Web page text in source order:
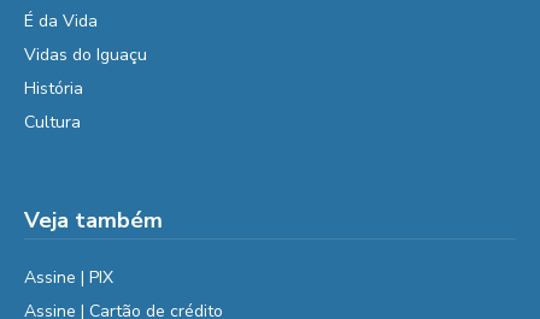
É da Vida
Vidas do Iguaçu
História
Cultura
Veja também
Assine | PIX
Assine | Cartão de crédito